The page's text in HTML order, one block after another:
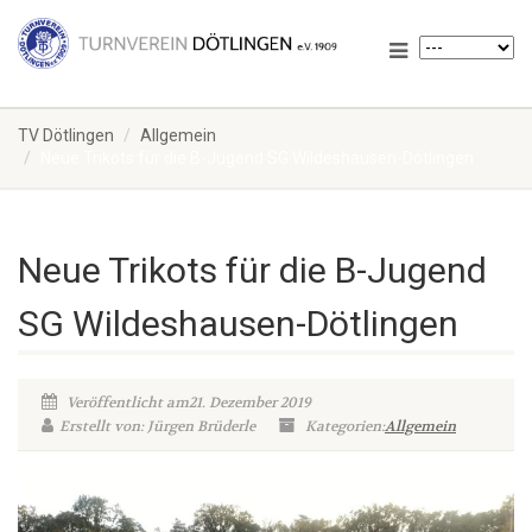
TV Dötlingen
Allgemein
Neue Trikots für die B-Jugend
SG Wildeshausen-Dötlingen
Veröffentlicht am21. Dezember 2019
Erstellt von: Jürgen Brüderle
Kategorien:Allgemein